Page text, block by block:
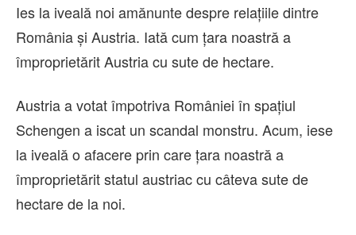
Ies la iveală noi amănunte despre relațiile dintre
România și Austria. Iată cum țara noastră a
împroprietărit Austria cu sute de hectare.
Austria a votat împotriva României în spațiul
Schengen a iscat un scandal monstru. Acum, iese
la iveală o afacere prin care țara noastră a
împroprietărit statul austriac cu câteva sute de
hectare de la noi.